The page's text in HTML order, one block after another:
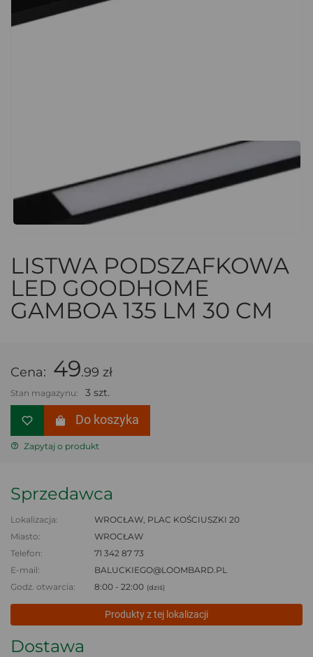
LISTWA PODSZAFKOWA
LED GOODHOME
GAMBOA 135 LM 30 CM
Cena: 49.99 zł
Stan magazynu: 3 szt.
Do koszyka
Zapytaj o produkt
Sprzedawca
Lokalizacja:
WROCŁAW, PLAC KOŚCIUSZKI 20
Miasto:
WROCŁAW
Telefon:
71 342 87 73
E-mail:
BALUCKIEGO@LOOMBARD.PL
Godz. otwarcia:
8:00 - 22:00 (dziś)
Produkty z tej lokalizacji
Dostawa